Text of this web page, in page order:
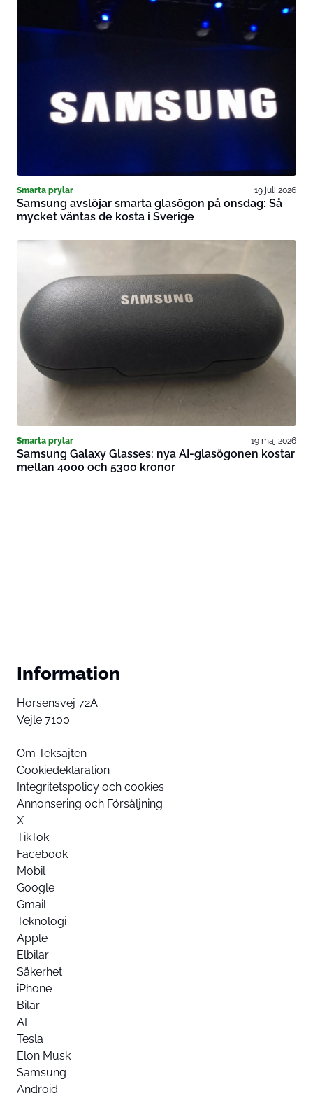
Smarta prylar 19 juli 2026
Samsung avslöjar smarta glasögon på onsdag: Så
mycket väntas de kosta i Sverige
Smarta prylar 19 maj 2026
Samsung Galaxy Glasses: nya AI-glasögonen kostar
mellan 4000 och 5300 kronor
Information
Horsensvej 72A
Vejle 7100
Om Teksajten
Cookiedeklaration
Integritetspolicy och cookies
Annonsering och Försäljning
X
TikTok
Facebook
Mobil
Google
Gmail
Teknologi
Apple
Elbilar
Säkerhet
iPhone
Bilar
AI
Tesla
Elon Musk
Samsung
Android